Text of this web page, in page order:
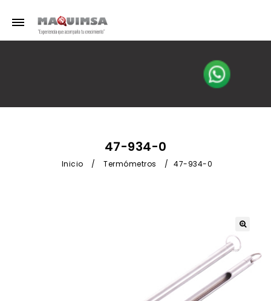
47-934-0
Inicio / Termómetros / 47-934-0